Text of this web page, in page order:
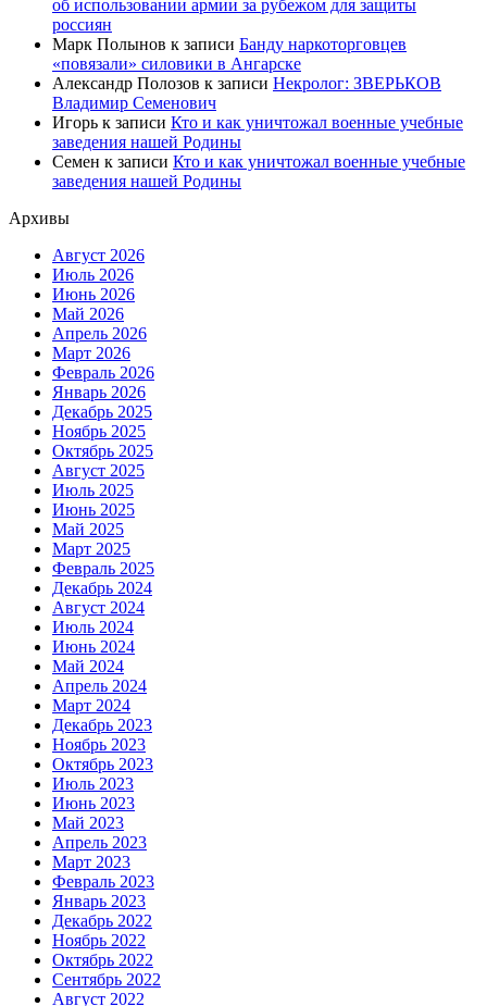
об использовании армии за рубежом для защиты
россиян
Марк Полынов к записи Банду наркоторговцев
«повязали» силовики в Ангарске
Александр Полозов к записи Некролог: ЗВЕРЬКОВ
Владимир Семенович
Игорь к записи Кто и как уничтожал военные учебные
заведения нашей Родины
Семен к записи Кто и как уничтожал военные учебные
заведения нашей Родины
Архивы
Август 2026
Июль 2026
Июнь 2026
Май 2026
Апрель 2026
Март 2026
Февраль 2026
Январь 2026
Декабрь 2025
Ноябрь 2025
Октябрь 2025
Август 2025
Июль 2025
Июнь 2025
Май 2025
Март 2025
Февраль 2025
Декабрь 2024
Август 2024
Июль 2024
Июнь 2024
Май 2024
Апрель 2024
Март 2024
Декабрь 2023
Ноябрь 2023
Октябрь 2023
Июль 2023
Июнь 2023
Май 2023
Апрель 2023
Март 2023
Февраль 2023
Январь 2023
Декабрь 2022
Ноябрь 2022
Октябрь 2022
Сентябрь 2022
Август 2022